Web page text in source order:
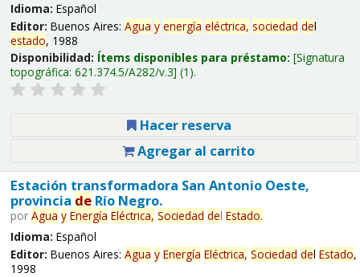
Idioma: Español
Editor: Buenos Aires: Agua y energía eléctrica, sociedad del
estado, 1988
Disponibilidad: Ítems disponibles para préstamo: Signatura
topográfica: 621.374.5/A282/v.3 (1).
Hacer reserva
Agregar al carrito
Estación transformadora San Antonio Oeste,
provincia deRío Negro.
por Agua y Energía Eléctrica, Sociedad del Estado.
Idioma: Español
Editor: Buenos Aires: Agua y Energía Eléctrica, Sociedad del Estado,
1998